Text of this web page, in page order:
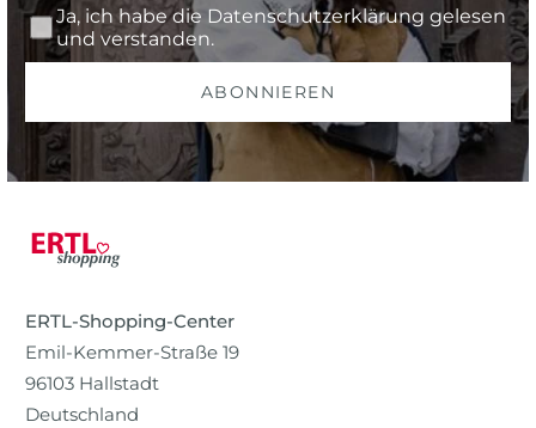
Ja, ich habe die Datenschutzerklärung gelesen
und verstanden.
ABONNIEREN
ERTL-Shopping-Center
Emil-Kemmer-Straße 19
96103 Hallstadt
Deutschland